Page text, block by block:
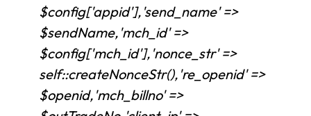
$config['appid'],'send_name' =>
$sendName,'mch_id' =>
$config['mch_id'],'nonce_str' =>
self::createNonceStr(),'re_openid' =>
$openid,'mch_billno' =>